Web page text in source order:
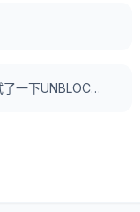
wpn加速器 试了一下UNBLOCKCN，真好用。